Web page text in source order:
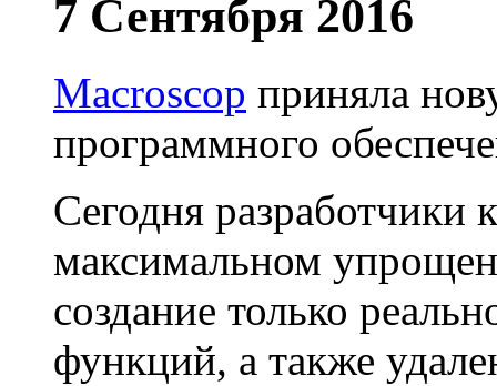
7 Сентября 2016
Macroscop приняла
программного
Сегодня разработчики
максимальном
создание только
функций, а также